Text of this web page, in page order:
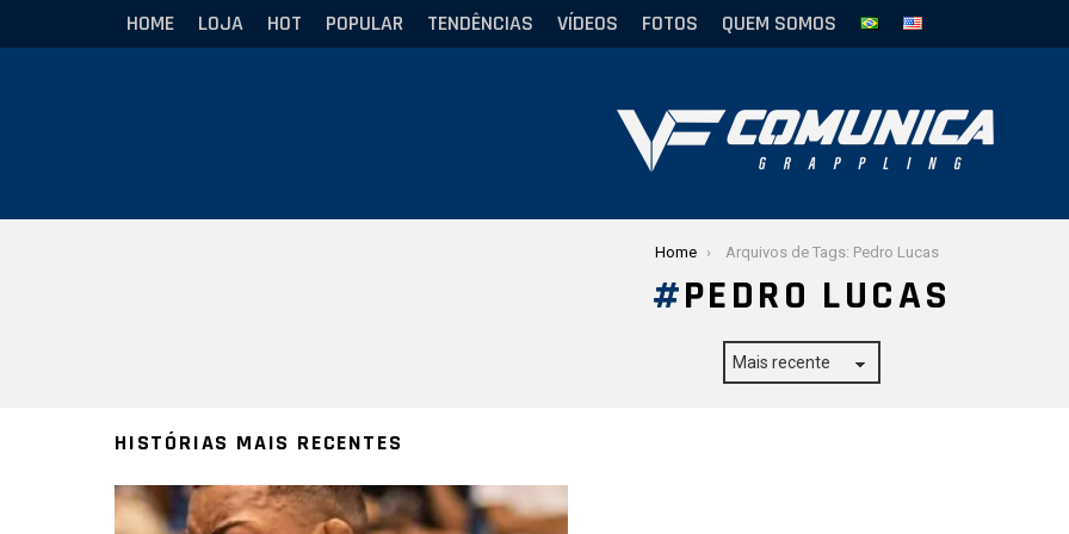
HOME LOJA HOT POPULAR TENDÊNCIAS VÍDEOS FOTOS QUEM SOMOS
Home Arquivos de Tags: Pedro Lucas
PEDRO LUCAS
HISTÓRIAS MAIS RECENTES